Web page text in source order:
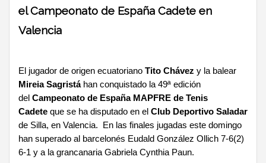
el Campeonato de España Cadete en
Valencia
El jugador de origen ecuatoriano Tito Chávez y la balear
Mireia Sagristáhan conquistado la 49ª edición
del Campeonato de España MAPFRE de Tenis
Cadete que se ha disputado en el Club Deportivo Saladar
de Silla, en Valencia. En las finales jugadas este domingo
han superado al barcelonés Eudald González Ollich 7-6(2)
6-1 y a la grancanaria Gabriela Cynthia Paun.